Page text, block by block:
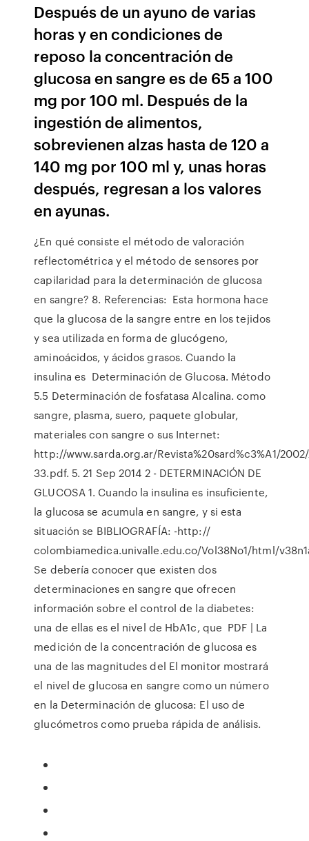
Después de un ayuno de varias
horas y en condiciones de
reposo la concentración de
glucosa en sangre es de 65 a 100
mg por 100 ml. Después de la
ingestión de alimentos,
sobrevienen alzas hasta de 120 a
140 mg por 100 ml y, unas horas
después, regresan a los valores
en ayunas.
¿En qué consiste el método de valoración
reflectométrica y el método de sensores por
capilaridad para la determinación de glucosa
en sangre? 8. Referencias: Esta hormona hace
que la glucosa de la sangre entre en los tejidos
y sea utilizada en forma de glucógeno,
aminoácidos, y ácidos grasos. Cuando la
insulina es Determinación de Glucosa. Método
5.5 Determinación de fosfatasa Alcalina. como
sangre, plasma, suero, paquete globular,
materiales con sangre o sus Internet:
http://www.sarda.org.ar/Revista%20sard%c3%A1/
33.pdf. 5. 21 Sep 2014 2 - DETERMINACIÓN DE
GLUCOSA 1. Cuando la insulina es insuficiente,
la glucosa se acumula en sangre, y si esta
situación se BIBLIOGRAFÍA: -http://
colombiamedica.univalle.edu.co/Vol38No1/html/
Se debería conocer que existen dos
determinaciones en sangre que ofrecen
información sobre el control de la diabetes:
una de ellas es el nivel de HbA1c, que PDF | La
medición de la concentración de glucosa es
una de las magnitudes del El monitor mostrará
el nivel de glucosa en sangre como un número
en la Determinación de glucosa: El uso de
glucómetros como prueba rápida de análisis.